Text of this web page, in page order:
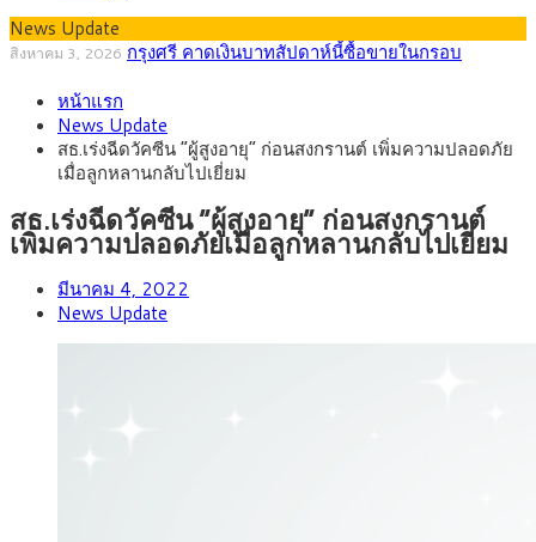
News Update
สิงหาคม 3, 2026 กรุงศรี คาดเงินบาทสัปดาห์นี้ซื้อขายในกรอบ
33.00-33.60 ติดตามข้อมูลจ้างงานสหรัฐฯ
สิงหาคม 1, 2026 “เอกนิติ” เปิดเครื่องยนต์เศรษฐกิจใหม่ของไทย เดิน
หน้า 5 ยุทธศาสตร์ รื้อโครงสร้างเศรษฐกิจ ดันไทยโตเต็มศักยภาพ
กรกฎาคม 27, 2026
ลายการ์ตูน กรมศุลกากร เตือนผู้ปกครองเฝ้าระวัง หลังยึดล็อตใหญ่
จากเยอรมนี
กรกฎาคม 27, 2026 กรุงศรี คาดเงินบาทสัปดาห์นี้ (27–31 ก.ค.
2569) ซื้อขายในกรอบ 33.40-34.00 มองเฟดคงดอกเบี้ย
สิงหาคม 5, 2026 ครม.ไฟเขียวหลักการ ร่าง พ.ร.ฎ. เปิดทาง รฟม.เดิน
หน้ารถไฟฟ้าสงขลา โมโนเรล 12.54 กม. เชื่อมเมืองหาดใหญ่
สิงหาคม 4, 2026 สธ.ชี้ รพ.รัฐแบกรับผู้ป่วยบัตรทอง 87% แต่ได้งบราย
จริง
33.00-33.60 ติดตามข้อมูลจ้างงานสหรัฐฯ
หน้าแรก
News Update
สธ.เร่งฉีดวัคซีน “ผู้สูงอายุ” ก่อนสงกรานต์ เพิ่มความปลอดภัย
เมื่อลูกหลานกลับไปเยี่ยม
สธ.เร่งฉีดวัคซีน “ผู้สูงอายุ” ก่อนสงกรานต์
เพิ่มความปลอดภัยเมื่อลูกหลานกลับไปเยี่ยม
มีนาคม 4, 2022
News Update